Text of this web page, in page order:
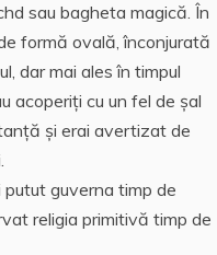
sau bagheta magică. În
formă ovală, înconjurată
dar mai ales în timpul
acoperiţi cu un fel de şal
şi erai avertizat de
guverna timp de
religia primitivă timp de